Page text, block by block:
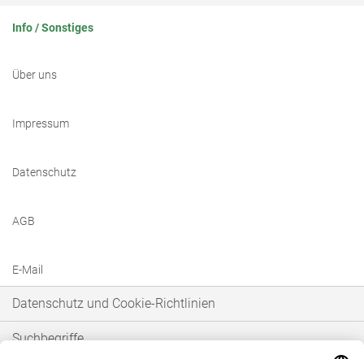
Info / Sonstiges
Über uns
Impressum
Datenschutz
AGB
E-Mail
Datenschutz und Cookie-Richtlinien
Suchbegriffe